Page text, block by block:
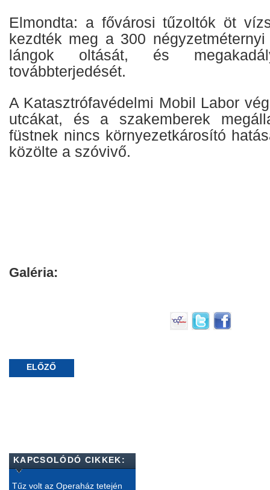
Elmondta: a fővárosi tűzoltók öt
kezdték meg a 300
lángok oltását, és
továbbterjedését.
A Katasztrófavédelmi Mobil Labor
utcákat, és a szakemberek
füstnek nincs környezetkárosító
közölte a szóvivő.
Galéria:
ELŐZŐ
KAPCSOLÓDÓ CIKKEK:
Tűz volt az Operaház tetején